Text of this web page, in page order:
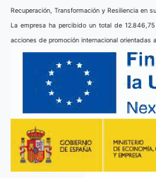
Recuperación, Transformación y Resiliencia en
La empresa ha percibido un total de
acciones de promoción internacional orientadas